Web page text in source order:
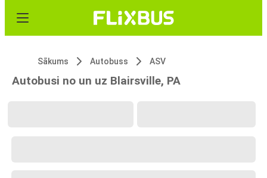
Sākums Autobuss ASV
Autobusi no un uz Blairsville, PA